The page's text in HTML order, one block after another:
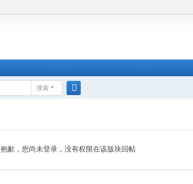
搜索
抱歉，您尚未登录，没有权限在该版块回帖